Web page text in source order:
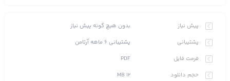
پیش نیاز
بدون هیچ گونه پیش نیاز
پشتیبانی
پشتیبانی ۶ ماهه آرتامن
فرمت فایل
PDF
حجم دانلود
12 MB